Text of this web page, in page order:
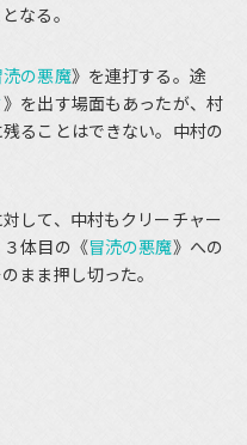
なる。
涜の悪魔》を連打する。途
》を出す場面もあったが、村
ることはできない。中村の
して、中村もクリーチャー
体目の《冒涜の悪魔》への
まま押し切った。